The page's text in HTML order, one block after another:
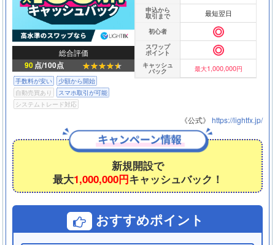
総合評価
90点/100点
手数料が安い
少額から開始
自動売買あり
スマホ取引が可能
システムトレード対応
申込から
取引まで 最短翌日
初心者
スワップ
ポイント
キャッシュ
バック 最大1,000,000円
《公式》 https://lightfx.jp/
新規開設で
最大1,000,000円キャッシュバック！
おすすめポイント